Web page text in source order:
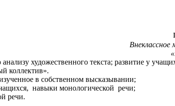
Внеклассное
художественного текста; развитие у
коллектив».
в собственном высказывании;
навыки монологической речи;
речи.